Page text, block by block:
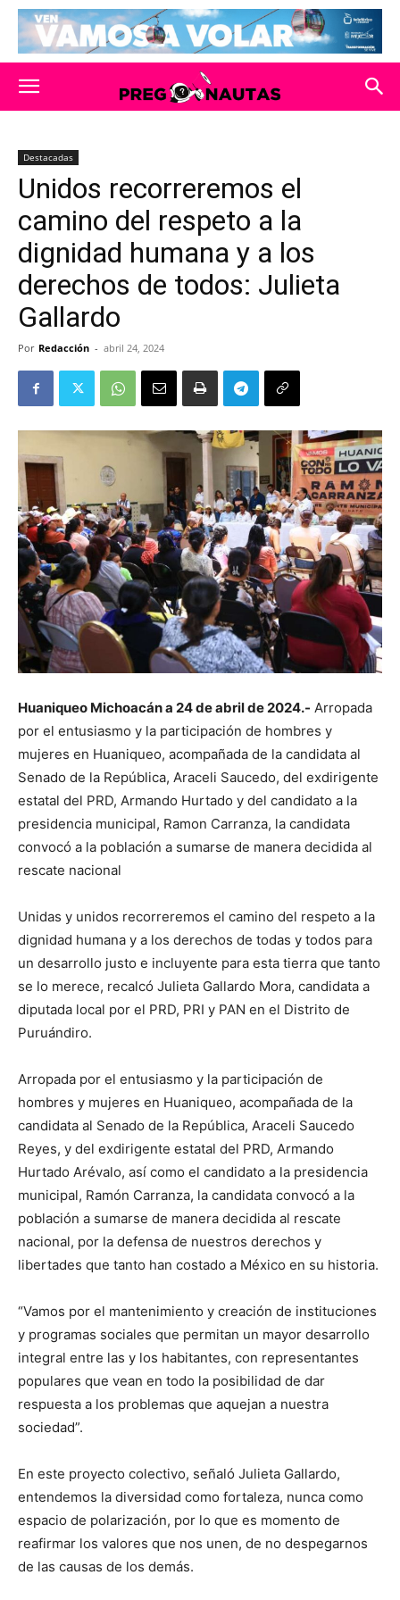
Destacadas
Unidos recorreremos el
camino del respeto a la
dignidad humana y a los
derechos de todos: Julieta
Gallardo
Por Redacción - abril 24, 2024
Huaniqueo Michoacán a 24 de abril de 2024.- Arropada
por el entusiasmo y la participación de hombres y
mujeres en Huaniqueo, acompañada de la candidata al
Senado de la República, Araceli Saucedo, del exdirigente
estatal del PRD, Armando Hurtado y del candidato a la
presidencia municipal, Ramon Carranza, la candidata
convocó a la población a sumarse de manera decidida al
rescate nacional
Unidas y unidos recorreremos el camino del respeto a la
dignidad humana y a los derechos de todas y todos para
un desarrollo justo e incluyente para esta tierra que tanto
se lo merece, recalcó Julieta Gallardo Mora, candidata a
diputada local por el PRD, PRI y PAN en el Distrito de
Puruándiro.
Arropada por el entusiasmo y la participación de
hombres y mujeres en Huaniqueo, acompañada de la
candidata al Senado de la República, Araceli Saucedo
Reyes, y del exdirigente estatal del PRD, Armando
Hurtado Arévalo, así como el candidato a la presidencia
municipal, Ramón Carranza, la candidata convocó a la
población a sumarse de manera decidida al rescate
nacional, por la defensa de nuestros derechos y
libertades que tanto han costado a México en su historia.
“Vamos por el mantenimiento y creación de instituciones
y programas sociales que permitan un mayor desarrollo
integral entre las y los habitantes, con representantes
populares que vean en todo la posibilidad de dar
respuesta a los problemas que aquejan a nuestra
sociedad”.
En este proyecto colectivo, señaló Julieta Gallardo,
entendemos la diversidad como fortaleza, nunca como
espacio de polarización, por lo que es momento de
reafirmar los valores que nos unen, de no despegarnos
de las causas de los demás.